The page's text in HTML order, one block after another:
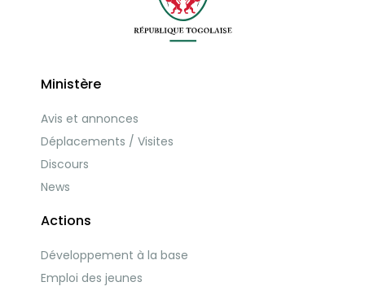
Ministère
Avis et annonces
Déplacements / Visites
Discours
News
Actions
Développement à la base
Emploi des jeunes